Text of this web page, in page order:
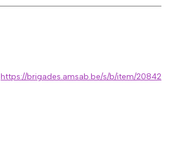
https://brigades.amsab.be/s/b/item/20842